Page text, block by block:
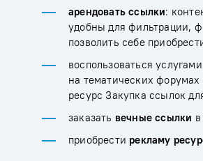
арендовать ссылки:
удобны для фильтрации,
позволить себе
воспользоваться
на тематических
ресурс Закупка ссылок
заказать вечные ссылки
приобрести рекламу